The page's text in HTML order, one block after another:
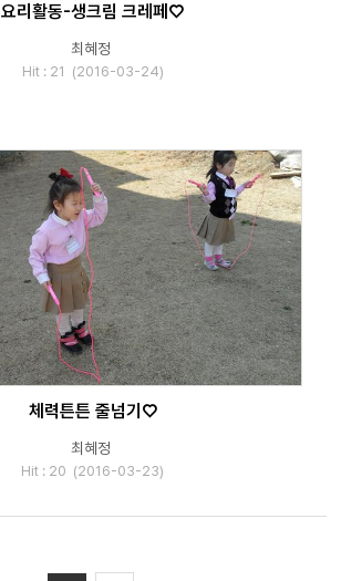
요리활동-생크림 크레페♡
최혜정
Hit : 21 (2016-03-24)
체력튼튼 줄넘기♡
최혜정
Hit : 20 (2016-03-23)